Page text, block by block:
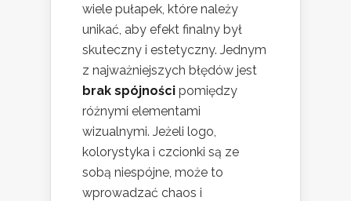
wiele pułapek, które należy
unikać, aby efekt finalny był
skuteczny i estetyczny. Jednym
z najważniejszych błędów jest
brak spójności pomiędzy
różnymi elementami
wizualnymi. Jeżeli logo,
kolorystyka i czcionki są ze
sobą niespójne, może to
wprowadzać chaos i